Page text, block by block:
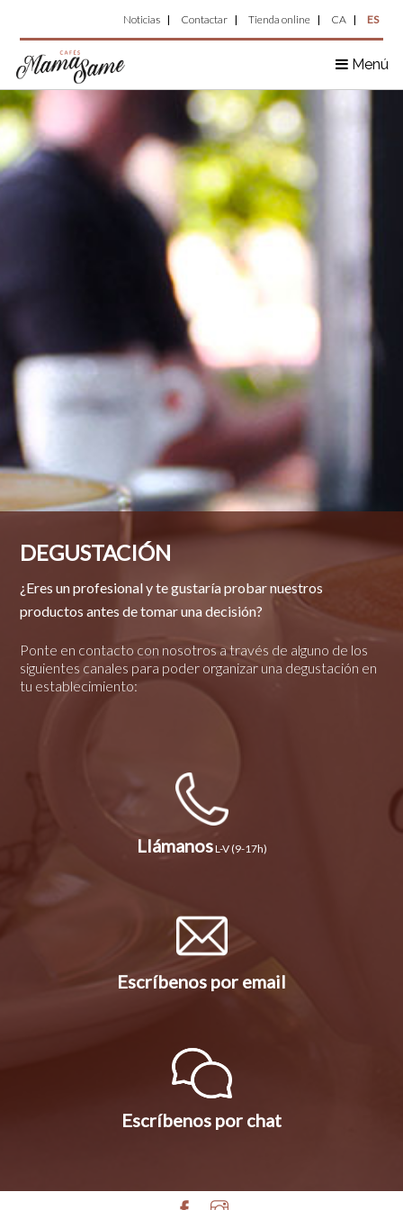
contenido
principal
Top
Menu
Noticias Contactar Tienda online CA ES
Menú
DEGUSTACIÓN
¿Eres un profesional y te gustaría probar nuestros
productos antes de tomar una decisión?
Ponte en contacto con nosotros a través de alguno de los
siguientes canales para poder organizar una degustación en
tu establecimiento:
LlámanosL-V (9-17h)
Escríbenos por email
Escríbenos por chat